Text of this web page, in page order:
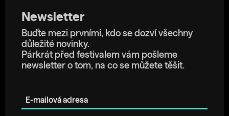
Newsletter
Buďte mezi prvními, kdo se dozví všechny
důležité novinky.
Párkrát před festivalem vám pošleme
newsletter o tom, na co se můžete těšit.